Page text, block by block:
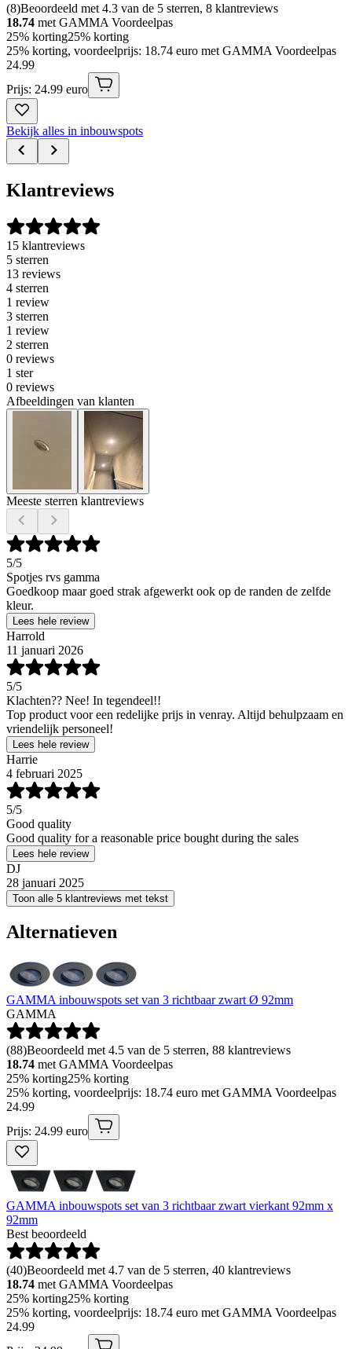
(8)Beoordeeld met 4.3 van de 5 sterren, 8 klantreviews
18.74 met GAMMA Voordeelpas
25% korting25% korting
25% korting, voordeelprijs: 18.74 euro met GAMMA Voordeelpas
24.99
Prijs: 24.99 euro
Bekijk alles in inbouwspots
Klantreviews
15 klantreviews
5 sterren
13 reviews
4 sterren
1 review
3 sterren
1 review
2 sterren
0 reviews
1 ster
0 reviews
Afbeeldingen van klanten
Meeste sterren klantreviews
5/5
Spotjes rvs gamma
Goedkoop maar goed strak afgewerkt ook op de randen de zelfde
kleur.
Lees hele review
Harrold
11 januari 2026
5/5
Klachten?? Nee! In tegendeel!!
Top product voor een redelijke prijs in venray. Altijd behulpzaam en
vriendelijk personeel!
Lees hele review
Harrie
4 februari 2025
5/5
Good quality
Good quality for a reasonable price bought during the sales
Lees hele review
DJ
28 januari 2025
Toon alle 5 klantreviews met tekst
Alternatieven
GAMMA inbouwspots set van 3 richtbaar zwart Ø 92mm
GAMMA
(88)Beoordeeld met 4.5 van de 5 sterren, 88 klantreviews
18.74 met GAMMA Voordeelpas
25% korting25% korting
25% korting, voordeelprijs: 18.74 euro met GAMMA Voordeelpas
24.99
Prijs: 24.99 euro
GAMMA inbouwspots set van 3 richtbaar zwart vierkant 92mm x
92mm
Best beoordeeld
(40)Beoordeeld met 4.7 van de 5 sterren, 40 klantreviews
18.74 met GAMMA Voordeelpas
25% korting25% korting
25% korting, voordeelprijs: 18.74 euro met GAMMA Voordeelpas
24.99